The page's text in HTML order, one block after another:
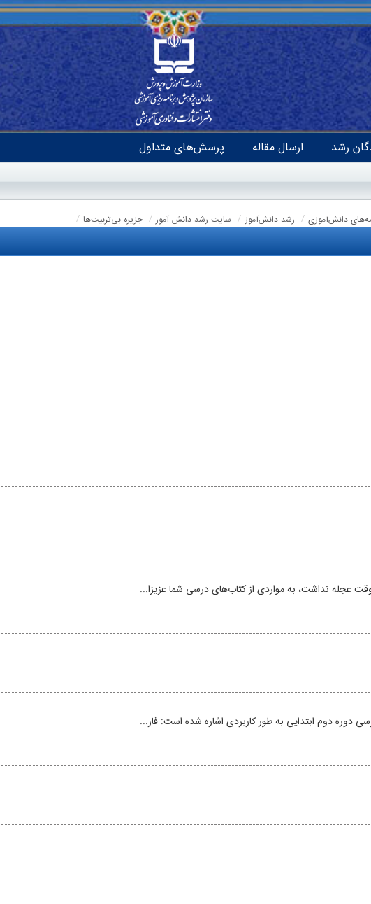
رشد ارسال مقاله پرسش‌های متداول
دانش‌آموزی رشد دانش‌آموز سایت رشد دانش آموز جزیره بی‌تربیت‌ها
عجله نداشت، به مواردی از کتاب‌های درسی شما عزیزا...
دوم ابتدایی به طور کاربردی اشاره شده است: فار...